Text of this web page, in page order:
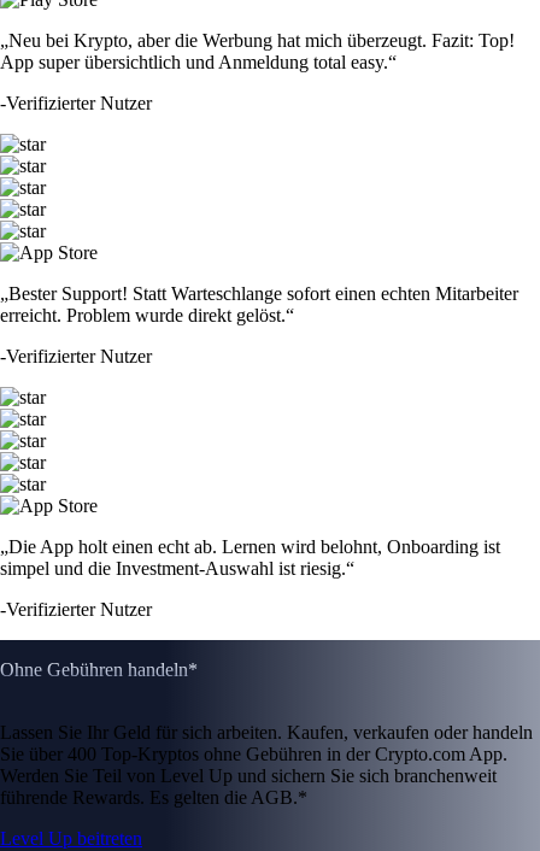
„Neu bei Krypto, aber die Werbung hat mich überzeugt. Fazit: Top!
App super übersichtlich und Anmeldung total easy.“
-Verifizierter Nutzer
„Bester Support! Statt Warteschlange sofort einen echten Mitarbeiter
erreicht. Problem wurde direkt gelöst.“
-Verifizierter Nutzer
„Die App holt einen echt ab. Lernen wird belohnt, Onboarding ist
simpel und die Investment-Auswahl ist riesig.“
-Verifizierter Nutzer
Ohne Gebühren handeln*
Lassen Sie Ihr Geld für sich arbeiten. Kaufen, verkaufen oder handeln
Sie über 400 Top-Kryptos ohne Gebühren in der Crypto.com App.
Werden Sie Teil von Level Up und sichern Sie sich branchenweit
führende Rewards. Es gelten die AGB.*
Level Up beitreten